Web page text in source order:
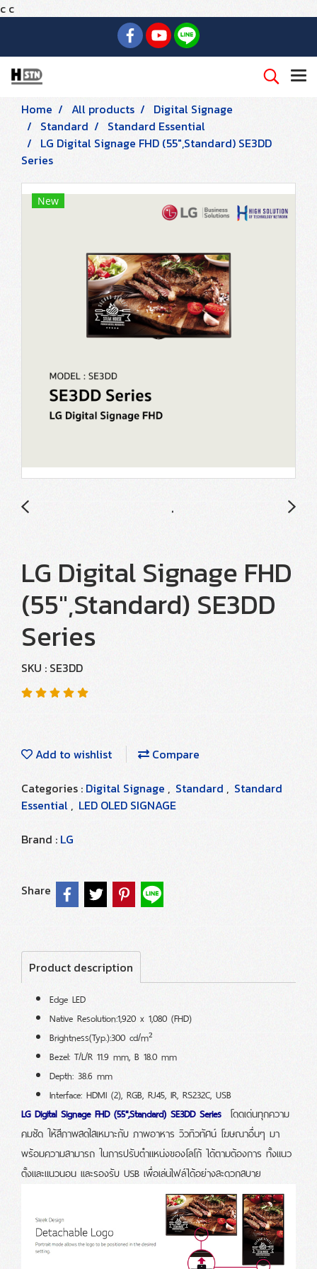
c c
Home All products
Digital Signage
Standard
Standard Essential
LG Digital Signage FHD (55",Standard) SE3DD
Series
New
LG Digital Signage FHD
(55",Standard) SE3DD
Series
SKU : SE3DD
Add to wishlist
Compare
Categories : Digital Signage , Standard , Standard
Essential , LED OLED SIGNAGE
Brand : LG
Share
Product description
Edge LED
Native Resolution:1,920 x 1,080 (FHD)
Brightness(Typ.):300 cd/m²
Bezel: T/L/R 11.9 mm, B 18.0 mm
Depth: 38.6 mm
Interface: HDMI (2), RGB, RJ45, IR, RS232C, USB
LG Digital Signage FHD (55",Standard) SE3DD Series โดดเด่นทุกความ
คมชัด ให้สีภาพสดใสเหมาะกับ ภาพอาหาร วิวทิวทัศน์ โฆษณาอื่นๆ มา
พร้อมความสามารถ ในการปรับตำแหน่งของโลโก้ ได้ตามต้องการ ทั้งแนว
ตั้งและแนวนอน เเละรองรับ USB เพื่อเล่นไฟล์ได้อย่างสะดวกสบาย